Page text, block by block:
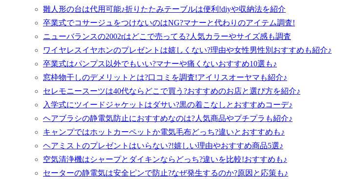
雛人形の台は代用可能♪折りたたみテーブルは便利!diyや収納法を紹介
卒業式でコサージュをつけないのはNG?マナーと代わりのアイテム調査!
ニューバランスの2002rはどこで売ってる?人気カラーやサイズ感も調査
ワイヤレスイヤホンのプレゼントは嬉しくない?理由や女性男性別おすすめも紹介♪
卒業式はパンプス以外でもいい?マナーや痛くないおすすめ10選も♪
窓枠物干しのデメリットとは?口コミを調査!アイリスオーヤマも紹介♪
セレモニースーツは40代ならどこで買う?おすすめのお店と選び方を紹介♪
入学式にツイードジャケットはダサい?黒の着こなしとおすすめコーデ♪
ヘアブラシの静電気防止におすすめなのは?人気商品やプチプラも紹介♪
キャンプではホットカーペットか電気毛布どっち?違いとおすすめも♪
ヘアミストのプレゼントはいらない?!嬉しい理由やおすすめ商品5選♪
空気清浄機はシャープとダイキンならどっち?違いを比較!おすすめも♪
セーターの静電気は安全ピンで防止?なぜ発生するのか?原因と応策も♪